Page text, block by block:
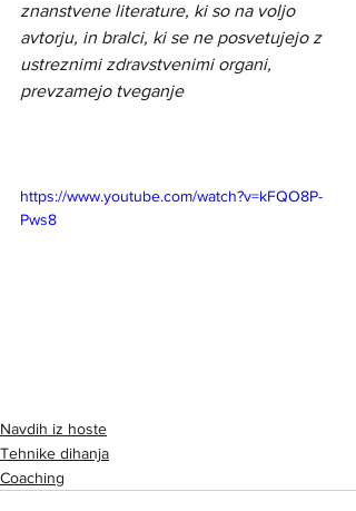
znanstvene literature, ki so na voljo
avtorju, in bralci, ki se ne posvetujejo z
ustreznimi zdravstvenimi organi,
prevzamejo tveganje
https://www.youtube.com/watch?v=kFQO8P-
Pws8
Navdih iz hoste
Tehnike dihanja
Coaching